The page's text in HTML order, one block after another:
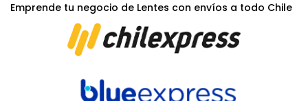
Emprende tu negocio de Lentes con envíos a todo Chile